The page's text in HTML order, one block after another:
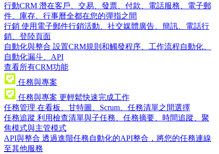
行動CRM 潛在客戶、交易、發票、付款、電話服務、電子郵
件、庫存、行事曆全都在您的彈指之間
行銷 使用電子郵件行銷活動、社交媒體廣告、簡訊、電話行
銷、登陸頁面
自動化與整合 設置CRM規則和觸發程序、工作流程自動化、
自動化漏斗、API
查看所有CRM功能
任務與專案
任務與專案 更輕鬆快速完成工作
任務管理 在看板、甘特圖、Scrum、任務清單之間選擇
任務追蹤 利用檢查清單與子任務、任務摘要、時間追蹤、聚
焦模式與主管模式
API與整合 透過進階任務自動化的API整合，將您的任務連線
至其他服務